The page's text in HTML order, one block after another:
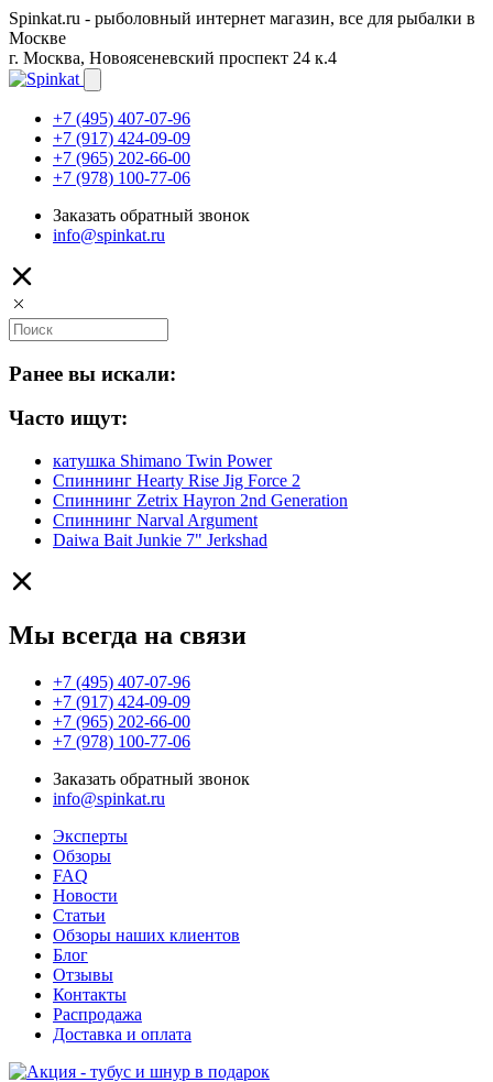
Spinkat.ru - рыболовный интернет магазин, все для рыбалки в
Москве
г. Москва, Новоясеневский проспект 24 к.4
+7 (495) 407-07-96
+7 (917) 424-09-09
+7 (965) 202-66-00
+7 (978) 100-77-06
Заказать обратный звонок
info@spinkat.ru
Ранее вы искали:
Часто ищут:
катушка Shimano Twin Power
Спиннинг Hearty Rise Jig Force 2
Спиннинг Zetrix Hayron 2nd Generation
Спиннинг Narval Argument
Daiwa Bait Junkie 7" Jerkshad
Мы всегда на связи
+7 (495) 407-07-96
+7 (917) 424-09-09
+7 (965) 202-66-00
+7 (978) 100-77-06
Заказать обратный звонок
info@spinkat.ru
Эксперты
Обзоры
FAQ
Новости
Статьи
Обзоры наших клиентов
Блог
Отзывы
Контакты
Распродажа
Доставка и оплата